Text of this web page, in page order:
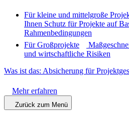
Für kleine und mittelgroße
Ihnen Schutz für Projekte auf
Rahmenbedingungen
Für Großprojekte
und wirtschaftliche Risiken
Was ist das: Absicherung für
Mehr erfahren
Zurück zum Menü